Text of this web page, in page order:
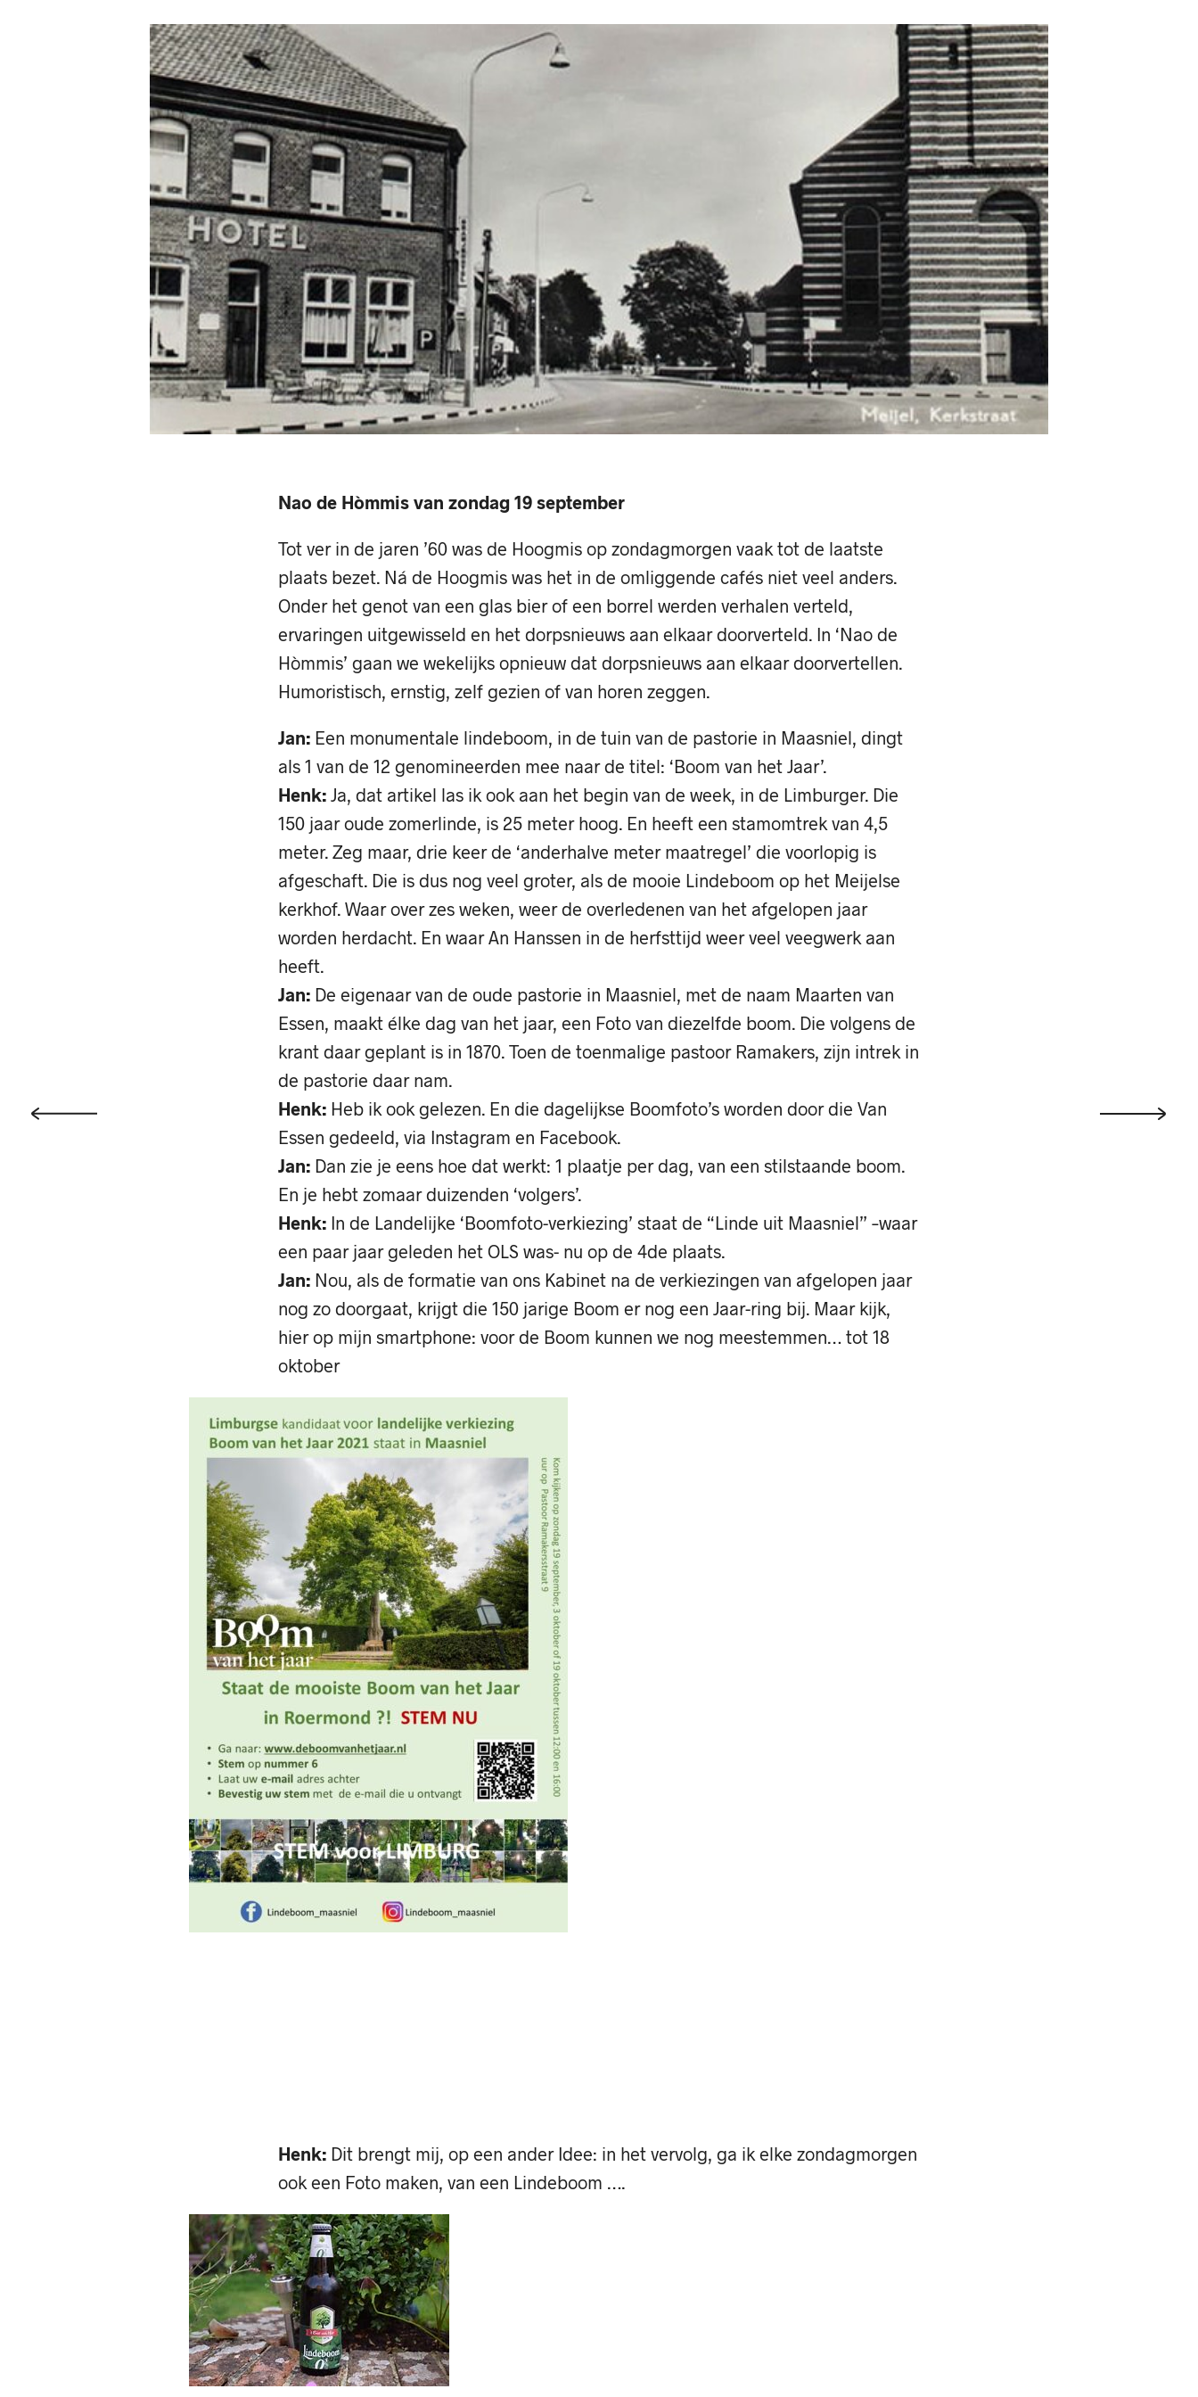
Nao de Hòmmis van zondag 19 september
Tot ver in de jaren ’60 was de Hoogmis op zondagmorgen vaak tot de laatste
plaats bezet. Ná de Hoogmis was het in de omliggende cafés niet veel anders.
Onder het genot van een glas bier of een borrel werden verhalen verteld,
ervaringen uitgewisseld en het dorpsnieuws aan elkaar doorverteld. In ‘Nao de
Hòmmis’ gaan we wekelijks opnieuw dat dorpsnieuws aan elkaar doorvertellen.
Humoristisch, ernstig, zelf gezien of van horen zeggen.
Jan: Een monumentale lindeboom, in de tuin van de pastorie in Maasniel, dingt
als 1 van de 12 genomineerden mee naar de titel: ‘Boom van het Jaar’.
Henk: Ja, dat artikel las ik ook aan het begin van de week, in de Limburger. Die
150 jaar oude zomerlinde, is 25 meter hoog. En heeft een stamomtrek van 4,5
meter. Zeg maar, drie keer de ‘anderhalve meter maatregel’ die voorlopig is
afgeschaft. Die is dus nog veel groter, als de mooie Lindeboom op het Meijelse
kerkhof. Waar over zes weken, weer de overledenen van het afgelopen jaar
worden herdacht. En waar An Hanssen in de herfsttijd weer veel veegwerk aan
heeft.
Jan: De eigenaar van de oude pastorie in Maasniel, met de naam Maarten van
Essen, maakt élke dag van het jaar, een Foto van diezelfde boom. Die volgens de
krant daar geplant is in 1870. Toen de toenmalige pastoor Ramakers, zijn intrek in
de pastorie daar nam.
Henk: Heb ik ook gelezen. En die dagelijkse Boomfoto’s worden door die Van
Essen gedeeld, via Instagram en Facebook.
Jan: Dan zie je eens hoe dat werkt: 1 plaatje per dag, van een stilstaande boom.
En je hebt zomaar duizenden ‘volgers’.
Henk: In de Landelijke ‘Boomfoto-verkiezing’ staat de “Linde uit Maasniel” –waar
een paar jaar geleden het OLS was- nu op de 4de plaats.
Jan: Nou, als de formatie van ons Kabinet na de verkiezingen van afgelopen jaar
nog zo doorgaat, krijgt die 150 jarige Boom er nog een Jaar-ring bij. Maar kijk,
hier op mijn smartphone: voor de Boom kunnen we nog meestemmen… tot 18
oktober
Henk: Dit brengt mij, op een ander Idee: in het vervolg, ga ik elke zondagmorgen
ook een Foto maken, van een Lindeboom ….